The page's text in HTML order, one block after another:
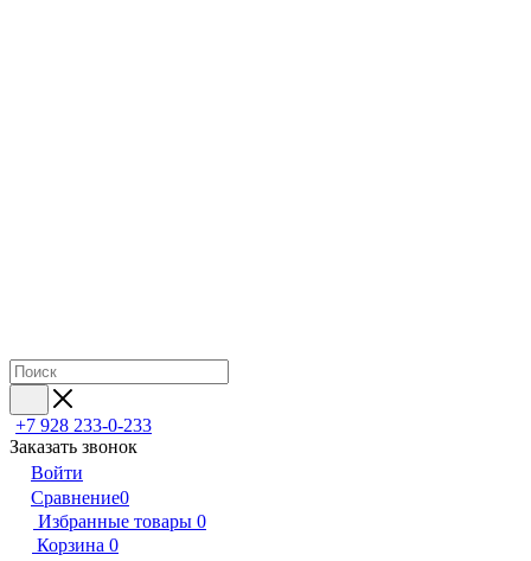
+7 928 233-0-233
Заказать звонок
Войти
Сравнение0
Избранные товары 0
Корзина 0